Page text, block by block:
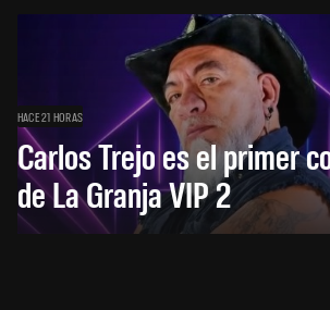
HACE 21 HORAS
Carlos Trejo es el primer
de La Granja VIP 2